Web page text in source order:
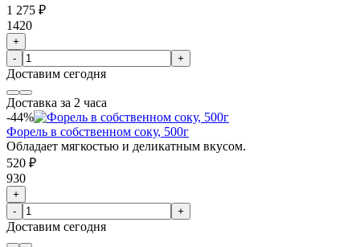
1 275 ₽
1420
+
-
+
Доставим сегодня
Доставка за 2 часа
-44%
Форель в собственном соку, 500г
Обладает мягкостью и деликатным вкусом.
520 ₽
930
+
-
+
Доставим сегодня